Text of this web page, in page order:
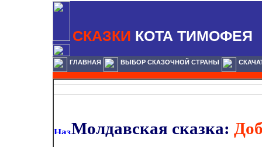
СКАЗКИ КОТА ТИМОФЕЯ
ГЛАВНАЯ ВЫБОР СКАЗОЧНОЙ СТРАНЫ
Молдавская сказка: